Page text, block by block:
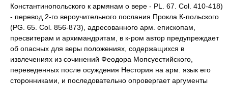
Константинопольского к армянам о вере - PL. 67. Col. 410-418)
- перевод 2-го вероучительного послания Прокла К-польского
(PG. 65. Col. 856-873), адресованного арм. епископам,
пресвитерам и архимандритам, в к-ром автор предупреждает
об опасных для веры положениях, содержащихся в
извлечениях из сочинений Феодора Мопсуестийского,
переведенных после осуждения Нестория на арм. язык его
сторонниками, и последовательно опровергает аргументы